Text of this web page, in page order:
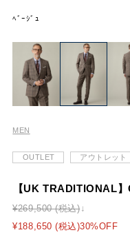
ﾍﾞｰｼﾞｭ
MEN
OUTLET アウトレット
【UK TRADITIONAL
¥269,500 (税込)
¥188,650 (税込)30%OFF